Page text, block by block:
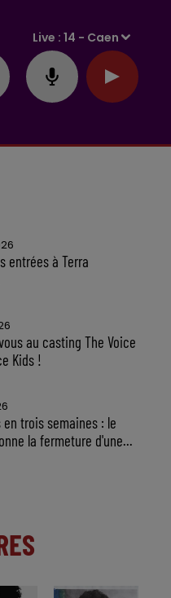
Live :14 - Caen
entrées à Terra
au casting The Voice
Kids !
en trois semaines : le
la fermeture d'une...